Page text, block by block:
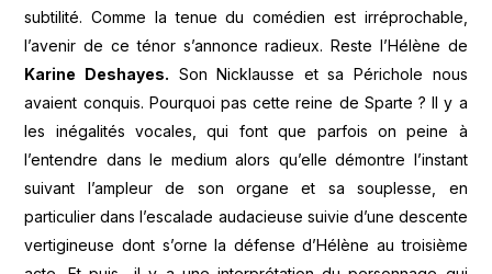
subtilité. Comme la tenue du comédien est irréprochable,
l’avenir de ce ténor s’annonce radieux. Reste l’Hélène de
Karine Deshayes. Son Nicklausse et sa Périchole nous
avaient conquis. Pourquoi pas cette reine de Sparte ? Il y a
les inégalités vocales, qui font que parfois on peine à
l’entendre dans le medium alors qu’elle démontre l’instant
suivant l’ampleur de son organe et sa souplesse, en
particulier dans l’escalade audacieuse suivie d’une descente
vertigineuse dont s’orne la défense d’Hélène au troisième